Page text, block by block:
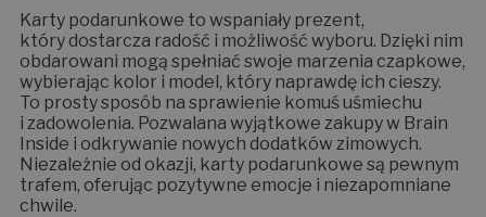
Karty podarunkowe to wspaniały prezent,
który dostarcza radość i możliwość wyboru. Dzięki nim
obdarowani mogą spełniać swoje marzenia czapkowe,
wybierając kolor i model, który naprawdę ich cieszy.
To prosty sposób na sprawienie komuś uśmiechu
i zadowolenia. Pozwalana wyjątkowe zakupy w Brain
Inside i odkrywanie nowych dodatków zimowych.
Niezależnie od okazji, karty podarunkowe są pewnym
trafem, oferując pozytywne emocje i niezapomniane
chwile.